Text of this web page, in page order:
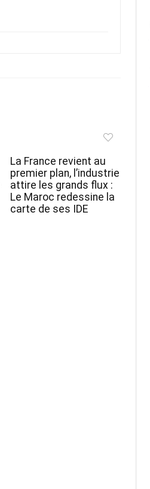
La France revient au
premier plan, l’industrie
attire les grands flux :
Le Maroc redessine la
carte de ses IDE